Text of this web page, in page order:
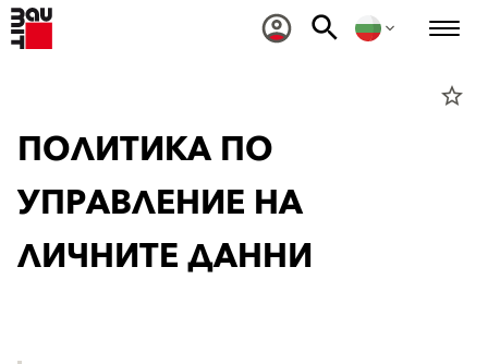
star_border
ПОЛИТИКА ПО
УПРАВЛЕНИЕ НА
ЛИЧНИТЕ ДАННИ